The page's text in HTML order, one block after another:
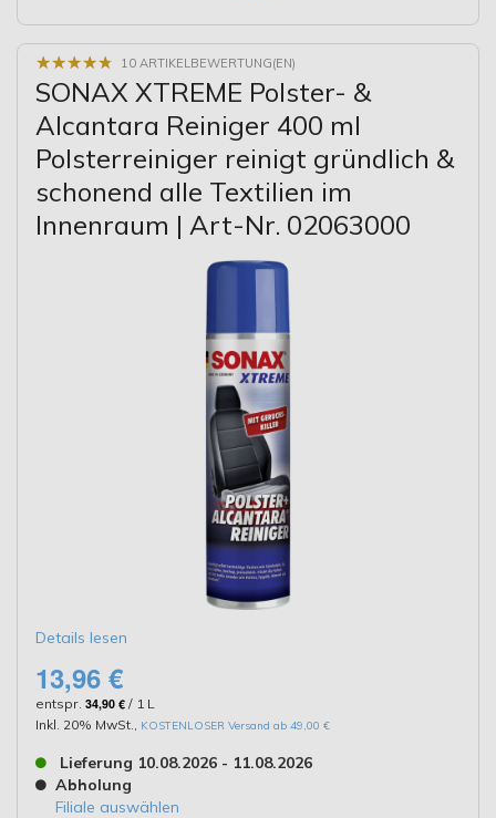
★★★★★
★★★★★ 10 ARTIKELBEWERTUNG(EN)
SONAX XTREME Polster- &
Alcantara Reiniger 400 ml
Polsterreiniger reinigt gründlich &
schonend alle Textilien im
Innenraum | Art-Nr. 02063000
Details lesen
13,96 €
entspr. 34,90 € / 1 L
Inkl. 20% MwSt.
KOSTENLOSER Versand ab 49,00 €
Lieferung 10.08.2026 - 11.08.2026
Abholung
Filiale auswählen